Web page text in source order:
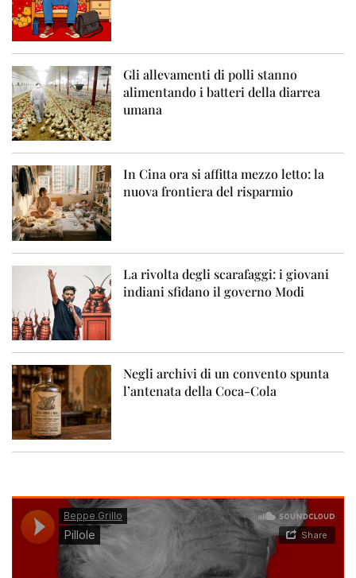
Gli allevamenti di polli stanno
alimentando i batteri della diarrea
umana
In Cina ora si affitta mezzo letto: la
nuova frontiera del risparmio
La rivolta degli scarafaggi: i giovani
indiani sfidano il governo Modi
Negli archivi di un convento spunta
l’antenata della Coca-Cola